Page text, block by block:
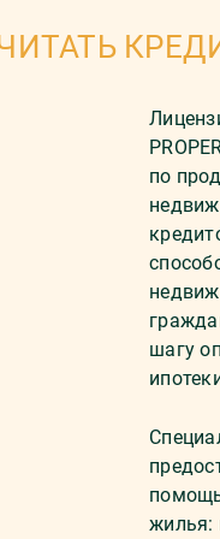
по
шагу
жилья: